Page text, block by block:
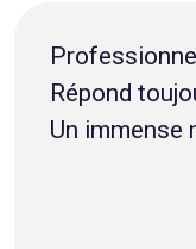
Juste au top